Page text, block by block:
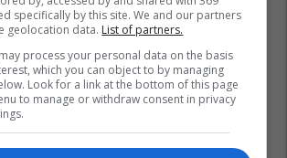
specifically by this site. We and our partners
geolocation data. List of partners.
process your personal data on the basis
which you can object to by managing
Look for a link at the bottom of this page
to manage or withdraw consent in privacy